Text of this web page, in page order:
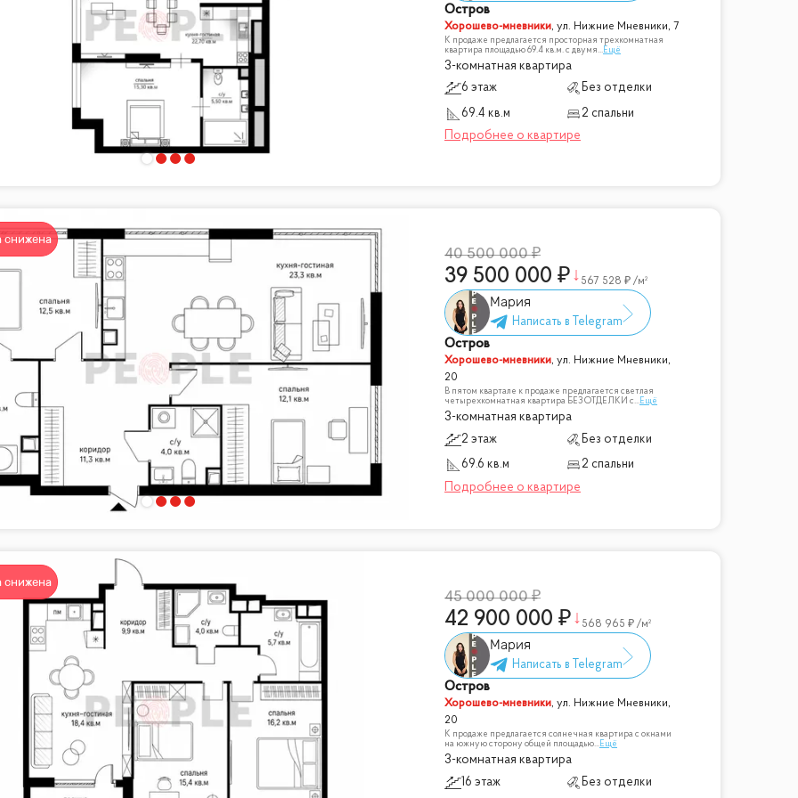
Остров
Хорошево-мневники, ул. Нижние Мневники, 7
К продаже предлагается просторная трехкомнатная
квартира площадью 69.4 кв.м. с двумя...Ещё
3-комнатная квартира
6 этаж
Без отделки
69.4 кв.м
2 спальни
снижена
40 500 000
39 500 000 567 528 /м²
Мария
Остров
Хорошево-мневники, ул. Нижние Мневники,
20
В пятом квартале к продаже предлагается светлая
четырехкомнатная квартира БЕЗ ОТДЕЛКИ с...Ещё
3-комнатная квартира
2 этаж
Без отделки
69.6 кв.м
2 спальни
снижена
45 000 000
42 900 000 568 965 /м²
Мария
Остров
Хорошево-мневники, ул. Нижние Мневники,
20
К продаже предлагается солнечная квартира с окнами
на южную сторону общей площадью...Ещё
3-комнатная квартира
16 этаж
Без отделки